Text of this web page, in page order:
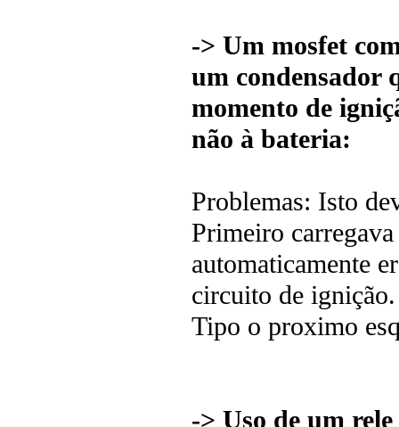
-> Um mosfet
um condensador
momento de
não à bateria:
Problemas: Isto
Primeiro
automaticamente
circuito de ignição.
Tipo o proximo
-> Uso de um